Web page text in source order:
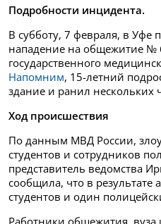
Подробности инцидента.
В субботу, 7 февраля, в Уфе
нападение на общежитие №
государственного
Напомним, 15-летний
здание и ранил нескольких
Ход происшествия
По данным МВД России,
студентов и сотрудников
представитель ведомства
сообщила, что в результате
студентов и один